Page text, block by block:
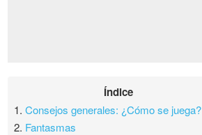
Índice
1.Consejos generales: ¿Cómo se juega?
2. Fantasmas